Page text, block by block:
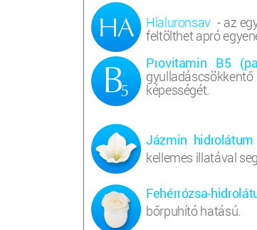
Hialuronsav - az
feltölthet apró
Provitamin B5
képességét.
Jázmin hidrolátum
kellemes illatával
Fehérrózsa-
bőrpuhító hatású.